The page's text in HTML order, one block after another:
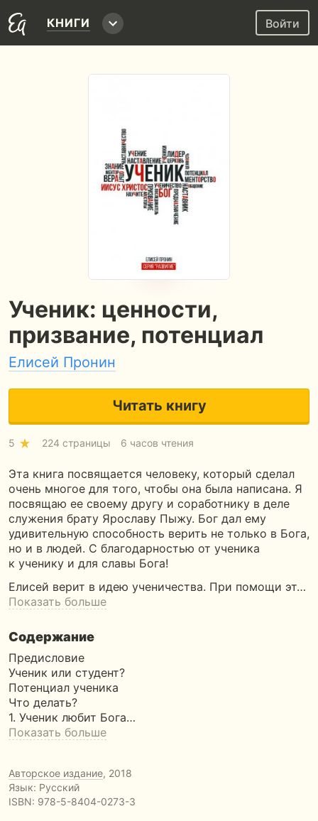
КНИГИ Войти
Ученик: ценности,
призвание, потенциал
Елисей Пронин
Читать книгу
5 224 страницы 6 часов чтения
Эта книга посвящается человеку, который сделал
очень многое для того, чтобы она была написана. Я
посвящаю ее своему другу и соработнику в деле
служения брату Ярославу Пыжу. Бог дал ему
удивительную способность верить не только в Бога,
но и в людей. С благодарностью от ученика
к ученику и для славы Бога!
Елисей верит в идею ученичества. При помощи эт…
Показать больше
Содержание
Предисловие
Ученик или студент?
Потенциал ученика
Что делать?
1. Ученик любит Бога…
Показать больше
Авторское издание, 2018
Язык: Русский
ISBN: 978-5-8404-0273-3